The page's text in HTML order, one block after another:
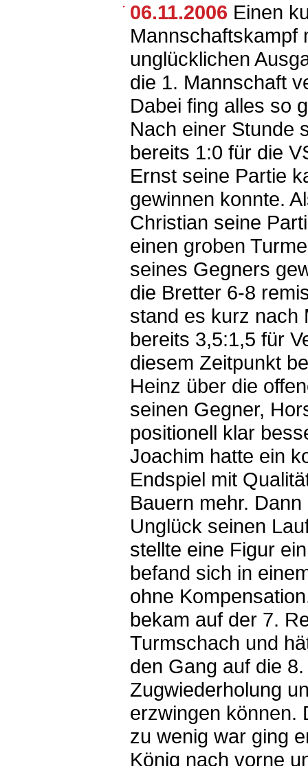
06.11.2006 Einen
Mannschaftskampf
unglücklichen
die 1. Mannschaft
Dabei fing alles so
Nach einer Stunde
bereits 1:0 für die
Ernst seine Partie
gewinnen konnte.
Christian seine
einen groben
seines Gegners
die Bretter 6-8
stand es kurz nach
bereits 3,5:1,5 für
diesem Zeitpunkt
Heinz über die
seinen Gegner,
positionell klar
Joachim hatte ein
Endspiel mit
Bauern mehr.
Unglück seinen
stellte eine Figur
befand sich in
ohne
bekam auf der 7.
Turmschach und
den Gang auf die
Zugwiederholung
erzwingen können.
zu wenig war ging
König nach vorne